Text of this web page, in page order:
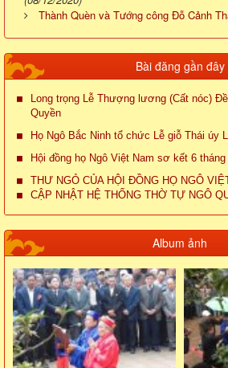
Thành Quèn và Tướng công Đỗ Cảnh
Bài đăng gần đây
Long trọng Lễ Thượng lương (Cất nóc)
Quyền
Họ Ngô Bắc Ninh tổ chức Lễ giỗ Thái úy
Hội đồng họ Ngô Việt Nam sơ kết 6
THƯ NGỎ CỦA HỘI ĐỒNG HỌ NGÔ
CẬP NHẬT HỆ THỐNG THỜ TỰ NGÔ
Album ảnh